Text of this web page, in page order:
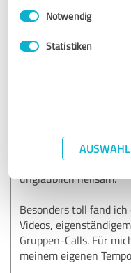
Impressum
Einwilligungsauswahl
Notwendig
Statistiken
Ich habe dabei
sich heute in den
zeigt.
gegenüber so
ihrer Kindheit nicht
Zu erkennen, dass
machen, und dabei
verloren habe, war
unglaublich heilsam.
Besonders toll fand
Videos,
Gruppen-Calls. Für
meinem eigenen